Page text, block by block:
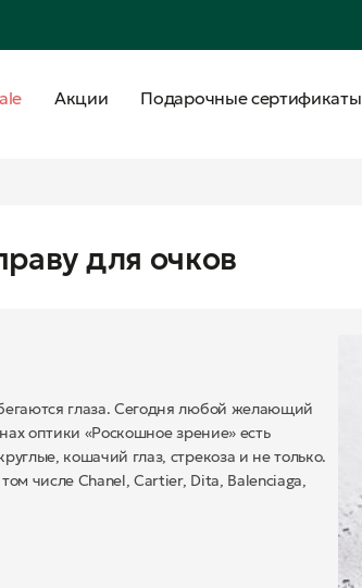
Акции Подарочные сертификаты
для очков
глаза. Сегодня любой желающий
оптики «Роскошное зрение» есть
кошачий глаз, стрекоза и не только.
числе Chanel, Cartier, Dita, Balenciaga,